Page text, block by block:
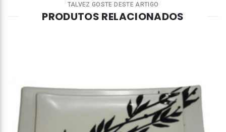
TALVEZ GOSTE DESTE ARTIGO
PRODUTOS RELACIONADOS